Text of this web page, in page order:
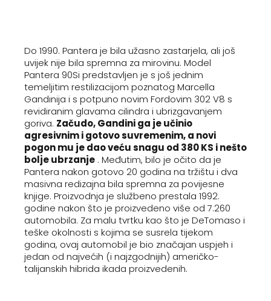
Do 1990. Pantera je bila užasno zastarjela, ali još
uvijek nije bila spremna za mirovinu. Model
Pantera 90Si predstavljen je s još jednim
temeljitim restilizacijom poznatog Marcella
Gandinija i s potpuno novim Fordovim 302 V8 s
revidiranim glavama cilindra i ubrizgavanjem
goriva. Začudo, Gandini ga je učinio
agresivnim i gotovo suvremenim, a novi
pogon mu je dao veću snagu od 380 KS i nešto
bolje ubrzanje . Međutim, bilo je očito da je
Pantera nakon gotovo 20 godina na tržištu i dva
masivna redizajna bila spremna za povijesne
knjige. Proizvodnja je službeno prestala 1992.
godine nakon što je proizvedeno više od 7.260
automobila. Za malu tvrtku kao što je DeTomaso i
teške okolnosti s kojima se susrela tijekom
godina, ovaj automobil je bio značajan uspjeh i
jedan od najvećih (i najzgodnijih) američko-
talijanskih hibrida ikada proizvedenih.